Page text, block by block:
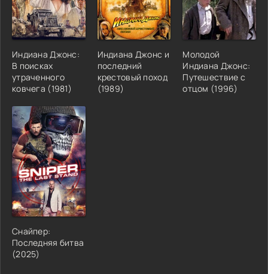
Индиана Джонс:
В поисках
утраченного
ковчега (1981)
Индиана Джонс и
последний
крестовый поход
(1989)
Молодой
Индиана Джонс:
Путешествие с
отцом (1996)
Снайпер:
Последняя битва
(2025)